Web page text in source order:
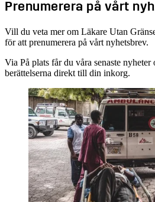
Prenumerera på vårt
Vill du veta mer om Läkare Utan
för att prenumerera på vårt nyhetsbrev.
Via På plats får du våra senaste nyheter
berättelserna direkt till din inkorg.